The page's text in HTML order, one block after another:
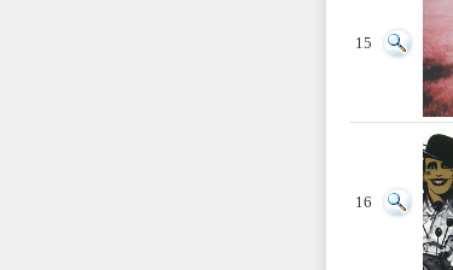
15
16